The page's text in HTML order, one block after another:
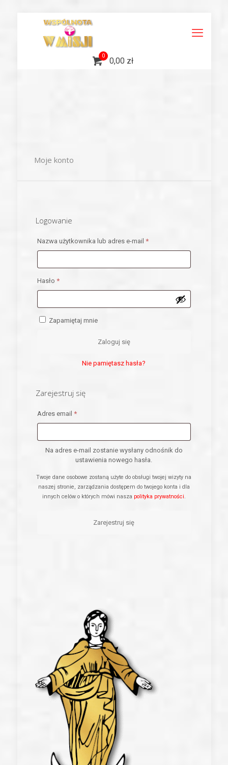
0
0,00 zł
Moje konto
Logowanie
Nazwa użytkownika lub adres e-mail *Wymagane
Hasło *Wymagane
Zapamiętaj mnie
Zaloguj się
Nie pamiętasz hasła?
Zarejestruj się
Adres email *Wymagane
Na adres e-mail zostanie wysłany odnośnik do
ustawienia nowego hasła.
Twoje dane osobowe zostaną użyte do obsługi twojej wizyty na
naszej stronie, zarządzania dostępem do twojego konta i dla
innych celów o których mówi nasza polityka prywatności.
Zarejestruj się